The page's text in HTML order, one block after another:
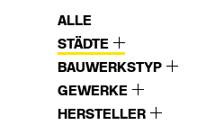
ALLE
STÄDTE
BAUWERKSTYP
GEWERKE
HERSTELLER